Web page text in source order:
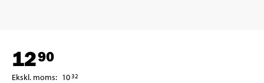
1290
Ekskl. moms: 1032